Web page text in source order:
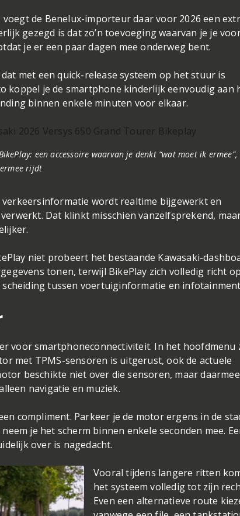
de Benelux-importeur daar voor 2026 een
gezegd is dat zo’n toevoeging waarvan je je
je er een paar dagen mee onderweg bent.
met een quick-release systeem op het stuur is
koppel je de smartphone kinderlijk eenvoudig aan
binnen enkele minuten voor elkaar.
een accessoire waarvan je denkt “wat moet ik ermee”,
rijdt
wordt realtime bijgewerkt en
Dat klinkt misschien vanzelfsprekend,
niet probeert het bestaande Kawasaki-
tonen, terwijl BikePlay zich volledig richt
voor smartphoneconnectiviteit. In het hoofdmenu
met TPMS-sensoren is uitgerust, ook de actuele
beschikte niet over die sensoren, maar daarmee
navigatie en muziek.
compliment. Parkeer je de motor ergens in de
je het scherm binnen enkele seconden mee.
over is nagedacht.